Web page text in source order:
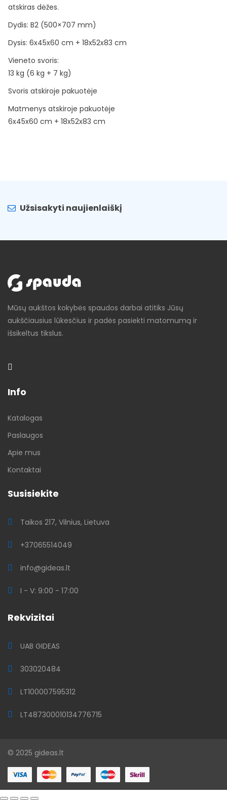
atskiras dėžes.
Dydis: B2 (500×707 mm)
Dysis: 6x45x60 cm + 18x52x83 cm
Vieneto svoris:
13 kg (6 kg + 7 kg)
Svoris atskiroje pakuotėje
Matmenys atskiroje pakuotėje
6x45x60 cm + 18x52x83 cm
Užsisakyti naujienlaiškį
Mūsų aukštos kokybės spaudos darbai atitiks Jūsų
aukščiausius lūkesčius ir padės pasiekti matomumą ir
išsikeltus tikslus.
Info
Katalogas
Paslaugos
Apie mus
Kontaktai
Susisiekite
Taikos 217, Vilnius, Lietuva
+37065514049
info@gideas.lt
I - V: 9:00 - 17:00
Rekvizitai
UAB GIDEAS
303020484
LT100007595312
LT487300010134776715
© 2025 gideas.lt